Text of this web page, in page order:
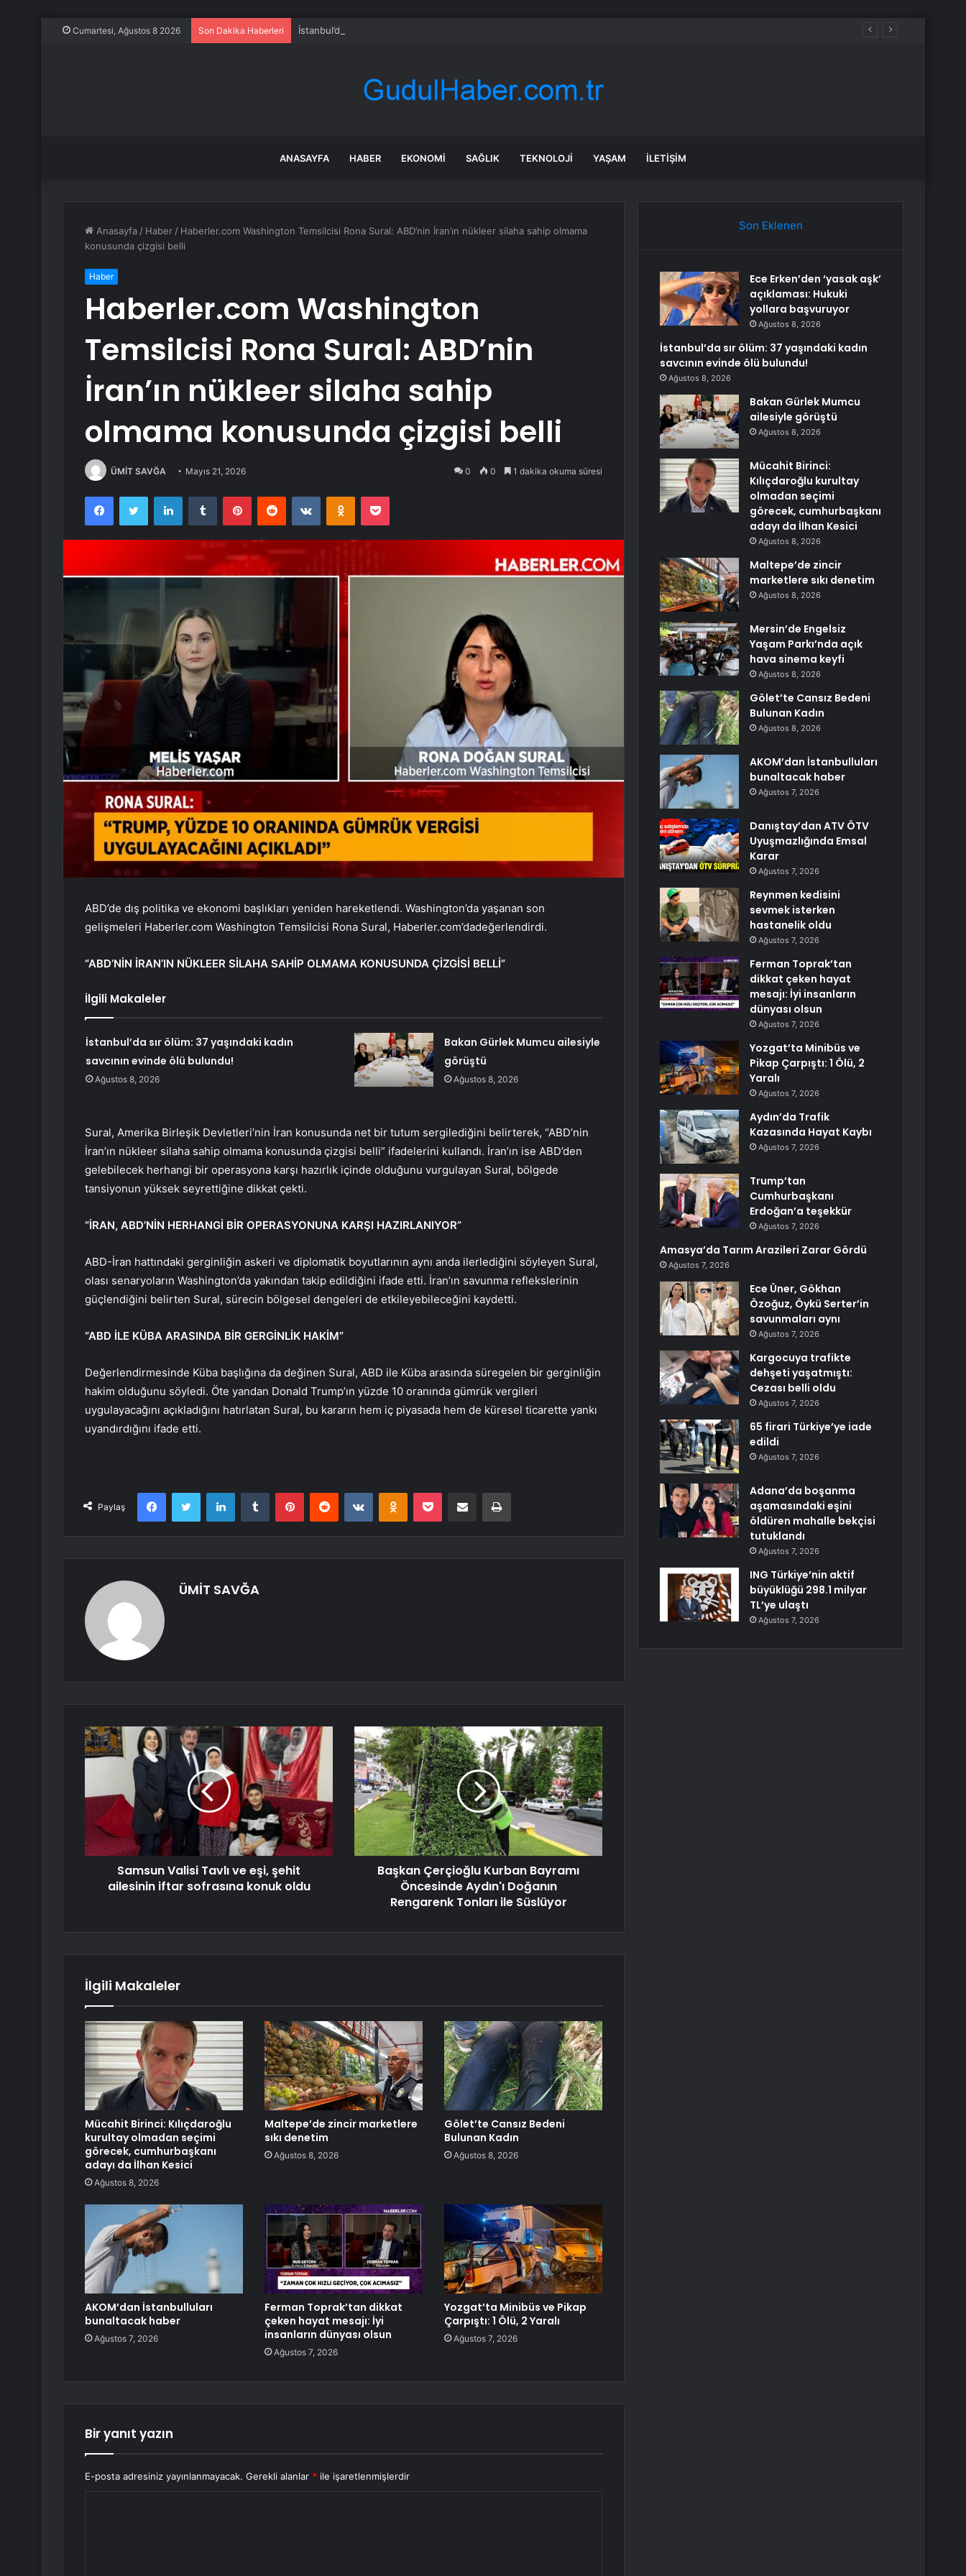
Cumartesi, Ağustos 8 2026 Son Dakika Haberleri İstanbul’da sır ölüm: 37 yaşındaki kadın savcının evinde ölü bulundu!
ANASAYFA HABER EKONOMI SAĞLIK TEKNOLOJI YAŞAM İLETIŞIM
Anasayfa / Haber / Haberler.com Washington Temsilcisi Rona Sural: ABD’nin İran’ın nükleer silaha sahip olmama
konusunda çizgisi belli
Haber
Haberler.com Washington
Temsilcisi Rona Sural: ABD’nin
İran’ın nükleer silaha sahip
olmama konusunda çizgisi belli
ÜMİT SAVĞA Mayıs 21, 2026 0 0 1 dakika okuma süresi
FacebookTwitter LinkedInTumblr PinterestReddit VKontakteOdnoklassniki
Pocket
ABD’de dış politika ve ekonomi başlıkları yeniden hareketlendi. Washington’da yaşanan son
gelişmeleri Haberler.com Washington Temsilcisi Rona Sural, Haberler.com’dadeğerlendirdi.
“ABD’NİN İRAN’IN NÜKLEER SİLAHA SAHİP OLMAMA KONUSUNDA ÇİZGİSİ BELLİ”
İlgili Makaleler
İstanbul’da sır ölüm: 37 yaşındaki kadın
savcının evinde ölü bulundu!
Ağustos 8, 2026
Bakan Gürlek Mumcu ailesiyle
görüştü
Ağustos 8, 2026
Sural, Amerika Birleşik Devletleri’nin İran konusunda net bir tutum sergilediğini belirterek, “ABD’nin
İran’ın nükleer silaha sahip olmama konusunda çizgisi belli” ifadelerini kullandı. İran’ın ise ABD’den
gelebilecek herhangi bir operasyona karşı hazırlık içinde olduğunu vurgulayan Sural, bölgede
tansiyonun yüksek seyrettiğine dikkat çekti.
“İRAN, ABD’NİN HERHANGİ BİR OPERASYONUNA KARŞI HAZIRLANIYOR”
ABD-İran hattındaki gerginliğin askeri ve diplomatik boyutlarının aynı anda ilerlediğini söyleyen Sural,
olası senaryoların Washington’da yakından takip edildiğini ifade etti. İran’ın savunma reflekslerinin
güçlendiğini belirten Sural, sürecin bölgesel dengeleri de etkileyebileceğini kaydetti.
“ABD İLE KÜBA ARASINDA BİR GERGİNLİK HAKİM”
Değerlendirmesinde Küba başlığına da değinen Sural, ABD ile Küba arasında süregelen bir gerginliğin
hakim olduğunu söyledi. Öte yandan Donald Trump’ın yüzde 10 oranında gümrük vergileri
uygulayacağını açıkladığını hatırlatan Sural, bu kararın hem iç piyasada hem de küresel ticarette yankı
uyandırdığını ifade etti.
Paylaş
FacebookTwitter LinkedInTumblr PinterestReddit VKontakteOdnoklassniki
Pocket E-Posta ile paylaş Yazdır
ÜMİT SAVĞA
Samsun Valisi Tavlı ve eşi, şehit
ailesinin iftar sofrasına konuk oldu
Başkan Çerçioğlu Kurban Bayramı
Öncesinde Aydın'ı Doğanın
Rengarenk Tonları ile Süslüyor
İlgili Makaleler
Mücahit Birinci: Kılıçdaroğlu
kurultay olmadan seçimi
görecek, cumhurbaşkanı
adayı da İlhan Kesici
Ağustos 8, 2026
Maltepe’de zincir marketlere
sıkı denetim
Ağustos 8, 2026
Gölet’te Cansız Bedeni
Bulunan Kadın
Ağustos 8, 2026
AKOM’dan İstanbulluları
bunaltacak haber
Ağustos 7, 2026
Ferman Toprak’tan dikkat
çeken hayat mesajı: İyi
insanların dünyası olsun
Ağustos 7, 2026
Yozgat’ta Minibüs ve Pikap
Çarpıştı: 1 Ölü, 2 Yaralı
Ağustos 7, 2026
Bir yanıt yazın
E-posta adresiniz yayınlanmayacak. Gerekli alanlar * ile işaretlenmişlerdir
Son Eklenen
Ece Erken’den ‘yasak aşk’
açıklaması: Hukuki
yollara başvuruyor
Ağustos 8, 2026
İstanbul’da sır ölüm: 37 yaşındaki kadın
savcının evinde ölü bulundu!
Ağustos 8, 2026
Bakan Gürlek Mumcu
ailesiyle görüştü
Ağustos 8, 2026
Mücahit Birinci:
Kılıçdaroğlu kurultay
olmadan seçimi
görecek, cumhurbaşkanı
adayı da İlhan Kesici
Ağustos 8, 2026
Maltepe’de zincir
marketlere sıkı denetim
Ağustos 8, 2026
Mersin’de Engelsiz
Yaşam Parkı’nda açık
hava sinema keyfi
Ağustos 8, 2026
Gölet’te Cansız Bedeni
Bulunan Kadın
Ağustos 8, 2026
AKOM’dan İstanbulluları
bunaltacak haber
Ağustos 7, 2026
Danıştay’dan ATV ÖTV
Uyuşmazlığında Emsal
Karar
Ağustos 7, 2026
Reynmen kedisini
sevmek isterken
hastanelik oldu
Ağustos 7, 2026
Ferman Toprak’tan
dikkat çeken hayat
mesajı: İyi insanların
dünyası olsun
Ağustos 7, 2026
Yozgat’ta Minibüs ve
Pikap Çarpıştı: 1 Ölü, 2
Yaralı
Ağustos 7, 2026
Aydın’da Trafik
Kazasında Hayat Kaybı
Ağustos 7, 2026
Trump’tan
Cumhurbaşkanı
Erdoğan’a teşekkür
Ağustos 7, 2026
Amasya’da Tarım Arazileri Zarar Gördü
Ağustos 7, 2026
Ece Üner, Gökhan
Özoğuz, Öykü Serter’in
savunmaları aynı
Ağustos 7, 2026
Kargocuya trafikte
dehşeti yaşatmıştı:
Cezası belli oldu
Ağustos 7, 2026
65 firari Türkiye’ye iade
edildi
Ağustos 7, 2026
Adana’da boşanma
aşamasındaki eşini
öldüren mahalle bekçisi
tutuklandı
Ağustos 7, 2026
ING Türkiye’nin aktif
büyüklüğü 298.1 milyar
TL’ye ulaştı
Ağustos 7, 2026